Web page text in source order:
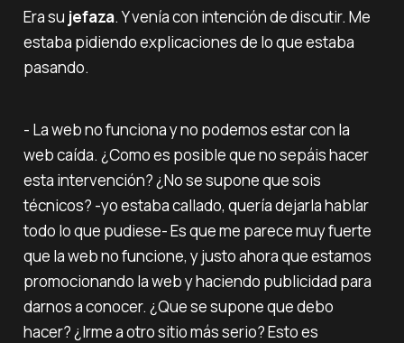
Era su jefaza. Y venía con intención de discutir. Me
estaba pidiendo explicaciones de lo que estaba
pasando.
- La web no funciona y no podemos estar con la
web caída. ¿Como es posible que no sepáis hacer
esta intervención? ¿No se supone que sois
técnicos? -yo estaba callado, quería dejarla hablar
todo lo que pudiese- Es que me parece muy fuerte
que la web no funcione, y justo ahora que estamos
promocionando la web y haciendo publicidad para
darnos a conocer. ¿Que se supone que debo
hacer? ¿Irme a otro sitio más serio? Esto es